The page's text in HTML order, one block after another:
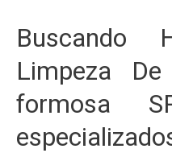
Buscando
Limpeza
formosa